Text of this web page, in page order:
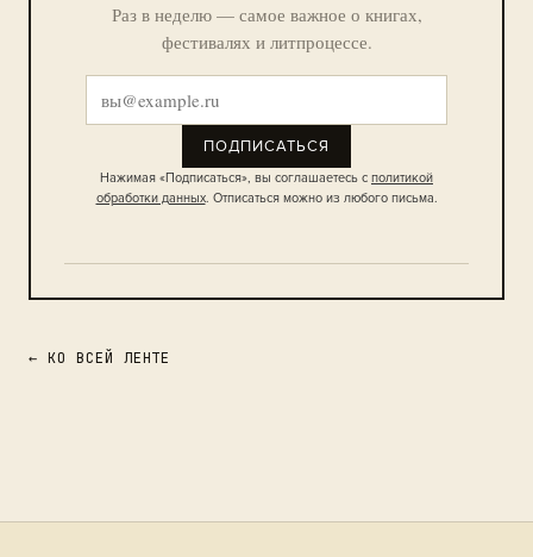
Раз в неделю — самое важное о книгах,
фестивалях и литпроцессе.
ПОДПИСАТЬСЯ
Нажимая «Подписаться», вы соглашаетесь с политикой
обработки данных. Отписаться можно из любого письма.
← КО ВСЕЙ ЛЕНТЕ